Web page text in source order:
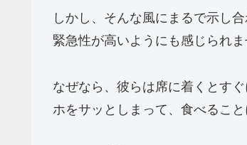
しかし、そんな風にまるで示し
緊急性が高いようにも感じられま
なぜなら、彼らは席に着くとす
ホをサッとしまって、食べるこ